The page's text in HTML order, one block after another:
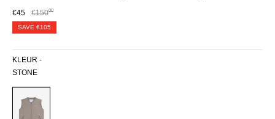
€45 €15000
SAVE €105
KLEUR -
STONE